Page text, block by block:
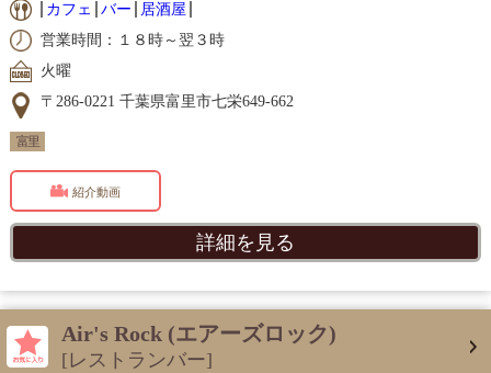
カフェ バー
居酒屋
営業時間：１８時～翌３時
火曜
〒286-0221 千葉県富里市七栄649-662
富里
紹介動画
詳細を見る
Air's Rock (エアーズロック)
[レストランバー]